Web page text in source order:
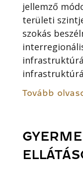
jellemző
területi
szokás
Tovább